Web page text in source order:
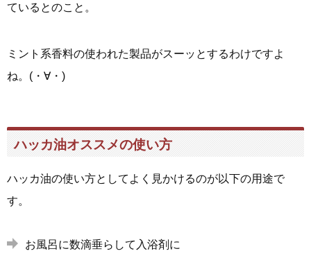
ているとのこと。
ミント系香料の使われた製品がスーッとするわけですよ
ね。(・∀・)
ハッカ油オススメの使い方
ハッカ油の使い方としてよく見かけるのが以下の用途で
す。
お風呂に数滴垂らして入浴剤に